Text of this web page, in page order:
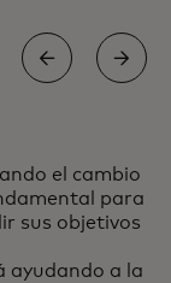
nueva
el cambio
para
sus objetivos
ayudando a la